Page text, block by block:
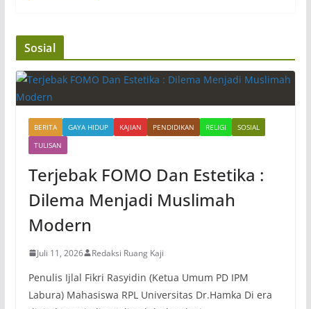
Sosial
BERITA GAYA HIDUP KAJIAN PENDIDIKAN RELIGI
SOSIAL
TULISAN
Terjebak FOMO Dan Estetika :
Dilema Menjadi Muslimah
Modern
Juli 11, 2026 Redaksi Ruang Kaji
Penulis Ijlal Fikri Rasyidin (Ketua Umum PD IPM
Labura) Mahasiswa RPL Universitas Dr.Hamka Di era